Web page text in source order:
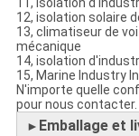
11, isolation
12, isolation solaire
13, climatiseur de
mécanique
14, isolation
15, Marine Industry
N'importe quelle
pour nous contacter.
► Emballage et